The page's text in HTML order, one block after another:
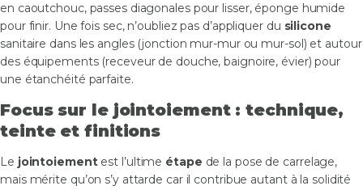
en caoutchouc, passes diagonales pour lisser, éponge humide
pour finir. Une fois sec, n’oubliez pas d’appliquer du silicone
sanitaire dans les angles (jonction mur-mur ou mur-sol) et autour
des équipements (receveur de douche, baignoire, évier) pour
une étanchéité parfaite.
Focus sur le jointoiement : technique,
teinte et finitions
Le jointoiement est l’ultime étape de la pose de carrelage,
mais mérite qu’on s’y attarde car il contribue autant à la solidité